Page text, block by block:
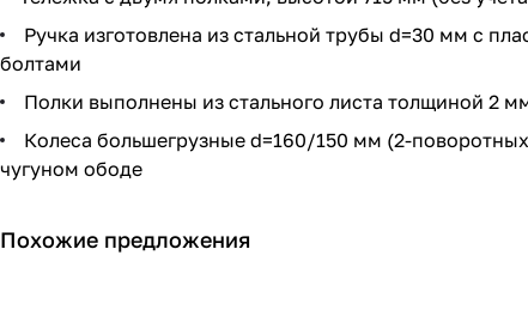
Ручка изготовлена из стальной трубы d=30 мм с
болтами
Полки выполнены из стального листа толщиной 2
Колеса большегрузные d=160/150 мм (2-
чугуном ободе
Похожие предложения